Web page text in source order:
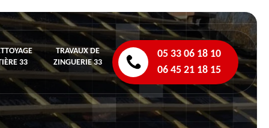
33
TRAVAUX DE
ZINGUERIE 33
05 33 06 18 10
06 45 21 18 15